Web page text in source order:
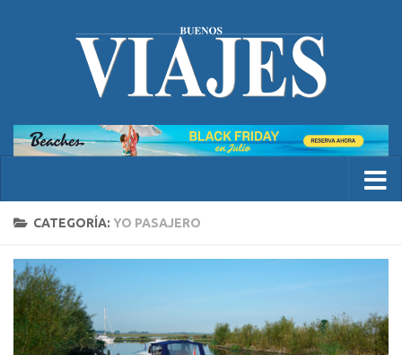
CATEGORÍA: YO PASAJERO